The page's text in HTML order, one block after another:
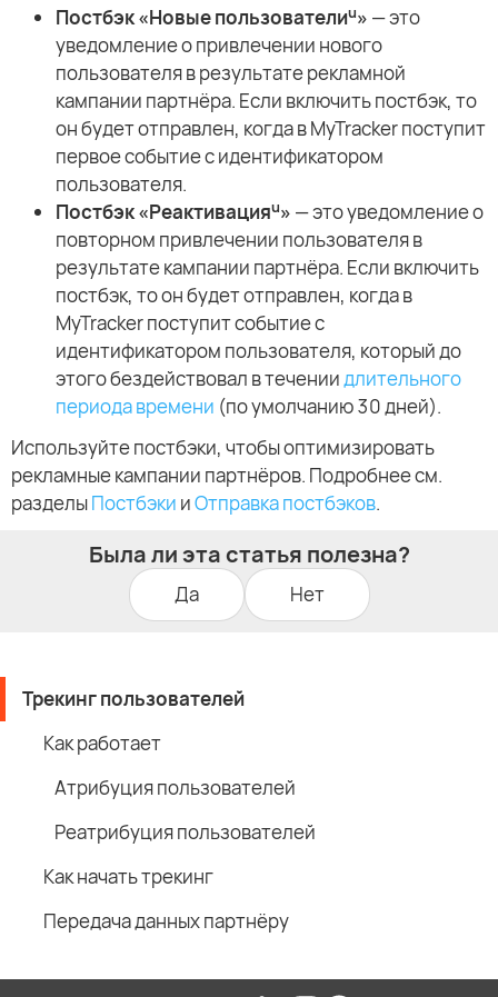
Постбэк «Новые пользователиu» — это
уведомление о привлечении нового
пользователя в результате рекламной
кампании партнёра. Если включить постбэк, то
он будет отправлен, когда в MyTracker поступит
первое событие с идентификатором
пользователя.
Постбэк «Реактивацияu» — это уведомление о
повторном привлечении пользователя в
результате кампании партнёра. Если включить
постбэк, то он будет отправлен, когда в
MyTracker поступит событие с
идентификатором пользователя, который до
этого бездействовал в течениидлительного
периода времени (по умолчанию 30 дней).
Используйте постбэки, чтобы оптимизировать
рекламные кампании партнёров. Подробнее см.
разделыПостбэки иОтправка постбэков.
Была ли эта статья полезна?
Да Нет
Трекинг пользователей
Как работает
Атрибуция пользователей
Реатрибуция пользователей
Как начать трекинг
Передача данных партнёру